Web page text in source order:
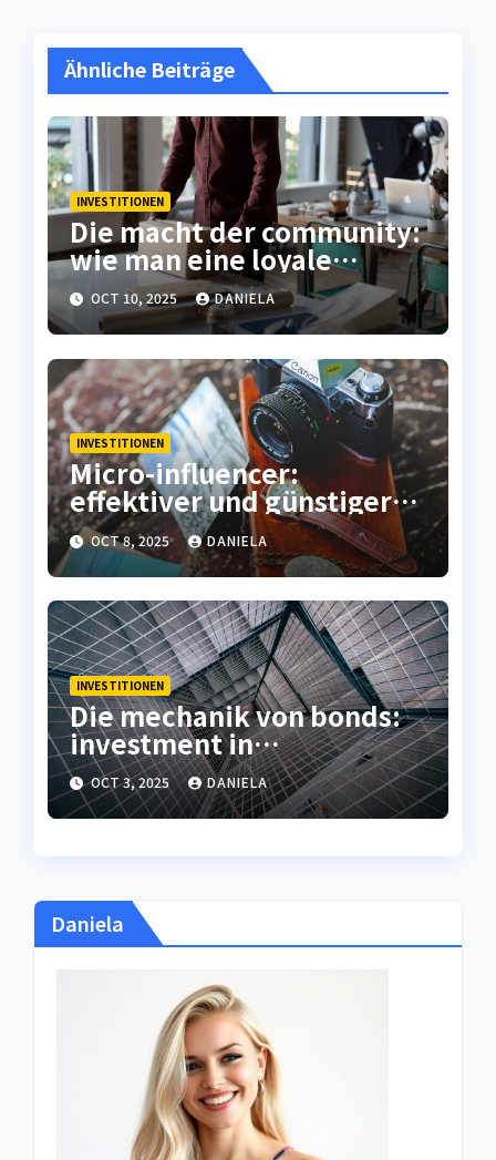
Ähnliche Beiträge
INVESTITIONEN
Die macht der community:
wie man eine loyale
kundenbasis aufbaut
OCT 10, 2025 DANIELA
INVESTITIONEN
Micro-influencer:
effektiver und günstiger
als die großen stars?
OCT 8, 2025 DANIELA
INVESTITIONEN
Die mechanik von bonds:
investment in
festverzinsliche
wertpapiere
OCT 3, 2025 DANIELA
Daniela